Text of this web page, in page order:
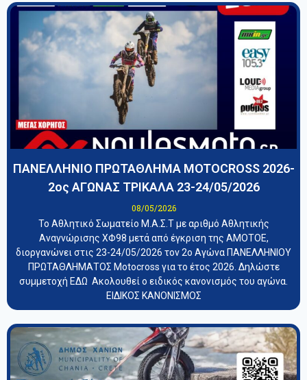
ΠΑΝΕΛΛΗΝΙΟ ΠΡΩΤΑΘΛΗΜΑ MOTOCROSS 2026-
2ος ΑΓΩΝΑΣ ΤΡΙΚΑΛΑ 23-24/05/2026
08/05/2026
Το Αθλητικό Σωματείο Μ.Α.Σ.Τ με αριθμό Αθλητικής
Αναγνώρισης ΧΦ98 μετά από έγκριση της ΑΜΟΤΟΕ,
διοργανώνει στις 23-24/05/2026 τον 2ο Αγώνα ΠΑΝΕΛΛΗΝΙΟΥ
ΠΡΩΤΑΘΛΗΜΑΤΟΣ Motocross για το έτος 2026. Δηλώστε
συμμετοχή ΕΔΩ Ακολουθεί ο ειδικός κανονισμός του αγώνα.
ΕΙΔΙΚΟΣ ΚΑΝΟΝΙΣΜΟΣ